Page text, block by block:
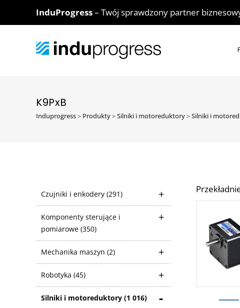
InduProgress– Twój sprawdzony partner
K9PxB
Induprogress> Produkty>Silniki i motoreduktory>Silniki i
Czujniki i enkodery (291)
Komponenty sterujące i
pomiarowe (350)
Mechanika maszyn (2)
Robotyka (45)
Silniki i motoreduktory (1 016)